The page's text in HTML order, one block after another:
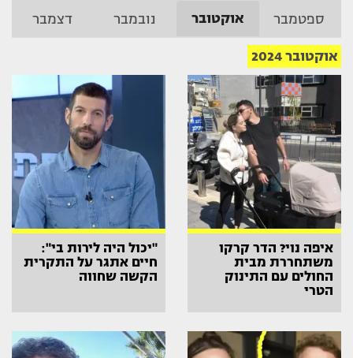
ספטמבר אוקטובר נובמבר דצמבר
אוקטובר 2024
איפה נוי? הדר קרקו
משתחררת מבית
החולים עם התינוק
הטרי
"יכול היה לירות בי":
חיים אתגר על התקרית
הקשה שחווה